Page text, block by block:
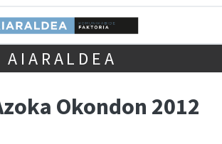
AIARALDEA
Okondon 2012